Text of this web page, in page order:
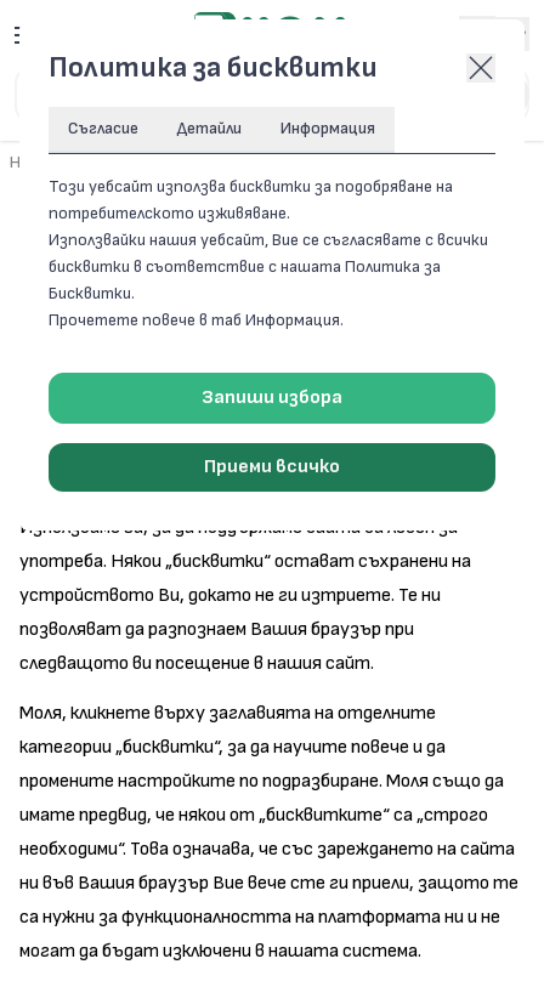
Начало
БИСКВИТКИ
Нашият уеб сайт използва така наречените „бисквитки“.
Това са малки текстови файлове, които се зареждат в
браузъра и се съхраняват на Вашето крайно устройство.
Те са безобидни.
Използваме ги, за да поддържаме сайта си лесен за
употреба. Някои „бисквитки“ остават съхранени на
устройството Ви, докато не ги изтриете. Те ни
позволяват да разпознаем Вашия браузър при
следващото ви посещение в нашия сайт.
Моля, кликнете върху заглавията на отделните
категории „бисквитки“, за да научите повече и да
промените настройките по подразбиране. Моля също да
имате предвид, че някои от „бисквитките“ са „строго
необходими“. Това означава, че със зареждането на сайта
ни във Вашия браузър Вие вече сте ги приели, защото те
са нужни за функционалността на платформата ни и не
могат да бъдат изключени в нашата система.
Политика за бисквитки
Съгласие Детайли Информация
Този уебсайт използва бисквитки за подобряване на
потребителското изживяване.
Използвайки нашия уебсайт, Вие се съгласявате с всички
бисквитки в съответствие с нашата Политика за
Бисквитки.
Прочетете повече в таб Информация.
Запиши избора
Приеми всичко